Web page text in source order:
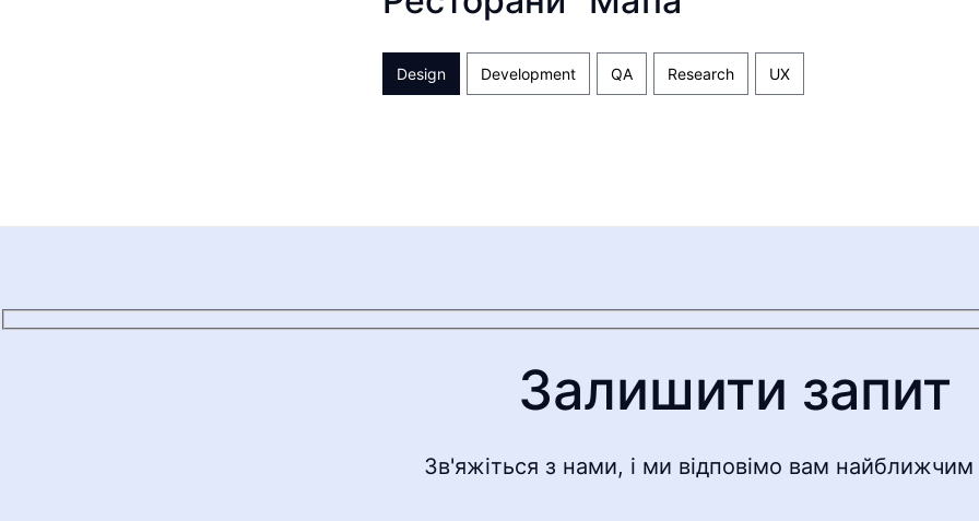
Design Development QA Research UX
Залишити запит
Зв'яжіться з нами, і ми відповімо вам